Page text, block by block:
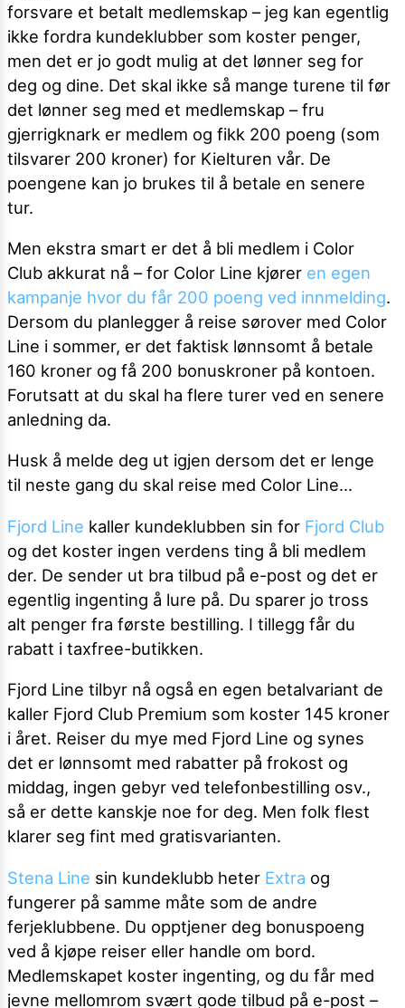
forsvare et betalt medlemskap – jeg kan egentlig
ikke fordra kundeklubber som koster penger,
men det er jo godt mulig at det lønner seg for
deg og dine. Det skal ikke så mange turene til før
det lønner seg med et medlemskap – fru
gjerrigknark er medlem og fikk 200 poeng (som
tilsvarer 200 kroner) for Kielturen vår. De
poengene kan jo brukes til å betale en senere
tur.
Men ekstra smart er det å bli medlem i Color
Club akkurat nå – for Color Line kjører en egen
kampanje hvor du får 200 poeng ved innmelding.
Dersom du planlegger å reise sørover med Color
Line i sommer, er det faktisk lønnsomt å betale
160 kroner og få 200 bonuskroner på kontoen.
Forutsatt at du skal ha flere turer ved en senere
anledning da.
Husk å melde deg ut igjen dersom det er lenge
til neste gang du skal reise med Color Line...
Fjord Line kaller kundeklubben sin for Fjord Club
og det koster ingen verdens ting å bli medlem
der. De sender ut bra tilbud på e-post og det er
egentlig ingenting å lure på. Du sparer jo tross
alt penger fra første bestilling. I tillegg får du
rabatt i taxfree-butikken.
Fjord Line tilbyr nå også en egen betalvariant de
kaller Fjord Club Premium som koster 145 kroner
i året. Reiser du mye med Fjord Line og synes
det er lønnsomt med rabatter på frokost og
middag, ingen gebyr ved telefonbestilling osv.,
så er dette kanskje noe for deg. Men folk flest
klarer seg fint med gratisvarianten.
Stena Line sin kundeklubb heter Extra og
fungerer på samme måte som de andre
ferjeklubbene. Du opptjener deg bonuspoeng
ved å kjøpe reiser eller handle om bord.
Medlemskapet koster ingenting, og du får med
jevne mellomrom svært gode tilbud på e-post –